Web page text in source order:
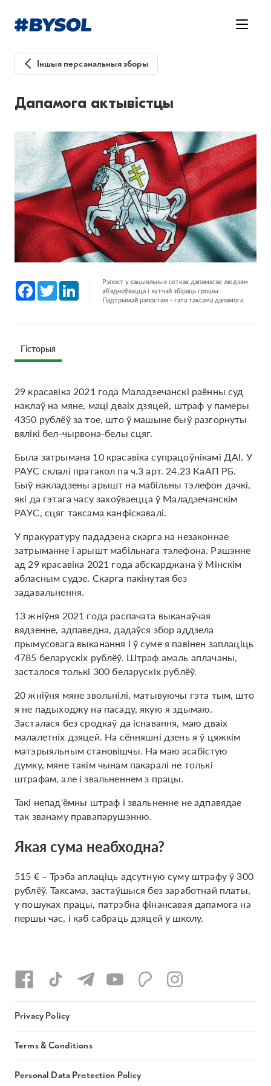
Іншыя персанальныя зборы
Дапамога актывістцы
Facebook
Twitter LinkedInРэпост у сацыяльных сетках дапамагае людзям
аб'ядноўвацца і хутчэй збіраць грошы.
Падтрымай рэпостам - гэта таксама дапамога.
Гісторыя
29 красавіка 2021 года Маладзечанскі раённы суд
наклаў на мяне, маці дваіх дзяцей, штраф у памеры
4350 рублёў за тое, што ў машыне быў разгорнуты
вялікі бел-чырвона-белы сцяг.
Была затрымана 10 красавіка супрацоўнікамі ДАІ. У
РАУС склалі пратакол па ч.3 арт. 24.23 КаАП РБ.
Быў накладзены арышт на мабільны тэлефон дачкі,
які да гэтага часу захоўваецца ў Маладзечанскім
РАУС, сцяг таксама канфіскавалі.
У пракуратуру пададзена скарга на незаконнае
затрыманне і арышт мабільнага тэлефона. Рашэнне
ад 29 красавіка 2021 года абскарджана ў Мінскім
абласным судзе. Скарга пакінутая без
задавальнення.
13 жніўня 2021 года распачата выканаўчая
вядзенне, адпаведна, дадаўся збор аддзела
прымусовага выканання і ў суме я павінен заплаціць
4785 беларускіх рублёў. Штраф амаль аплачаны,
засталося толькі 300 беларускіх рублёў.
20 жніўня мяне звольнілі, матывуючы гэта тым, што
я не падыходжу на пасаду, якую я здымаю.
Засталася без сродкаў да існавання, маю дваіх
малалетніх дзяцей. На сённяшні дзень я ў цяжкім
матэрыяльным становішчы. На маю асабістую
думку, мяне такім чынам пакаралі не толькі
штрафам, але і звальненнем з працы.
Такі непад'ёмны штраф і звальненне не адпавядае
так званаму правапарушэнню.
Якая сума неабходна?
515 € – Трэба аплаціць адсутную суму штрафу ў 300
рублёў. Таксама, застаўшыся без заработнай платы,
у пошуках працы, патрэбна фінансавая дапамога на
першы час, і каб сабраць дзяцей у школу.
Privacy Policy
Terms & Conditions
Personal Data Protection Policy